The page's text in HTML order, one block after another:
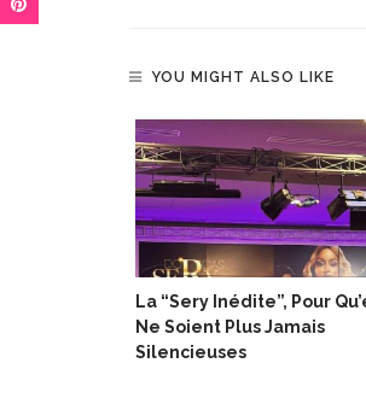
YOU MIGHT ALSO LIKE
La “Sery Inédite”, Pour
Ne Soient Plus Jamais
Silencieuses